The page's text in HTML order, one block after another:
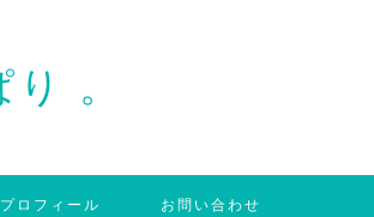
。
プロフィール お問い合わせ